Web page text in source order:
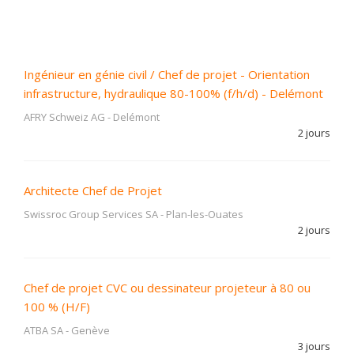
Ingénieur en génie civil / Chef de projet - Orientation
infrastructure, hydraulique 80-100% (f/h/d) - Delémont
AFRY Schweiz AG - Delémont
2 jours
Architecte Chef de Projet
Swissroc Group Services SA- Plan-les-Ouates
2 jours
Chef de projet CVC ou dessinateur projeteur à 80 ou
100 % (H/F)
ATBA SA- Genève
3 jours